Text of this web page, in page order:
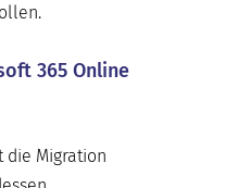
365 Online
die Migration